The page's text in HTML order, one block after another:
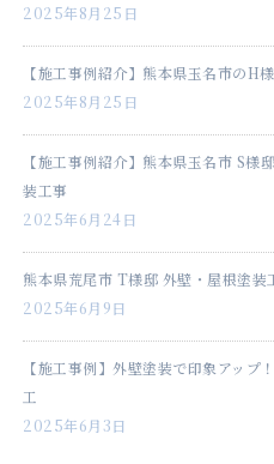
2025年8月25日
【施工事例紹介】熊本県玉名市のH
2025年8月25日
【施工事例紹介】熊本県玉名市 S様
装工事
2025年6月24日
熊本県荒尾市 T様邸 外壁・屋根塗装
2025年6月9日
【施工事例】外壁塗装で印象アップ
工
2025年6月3日